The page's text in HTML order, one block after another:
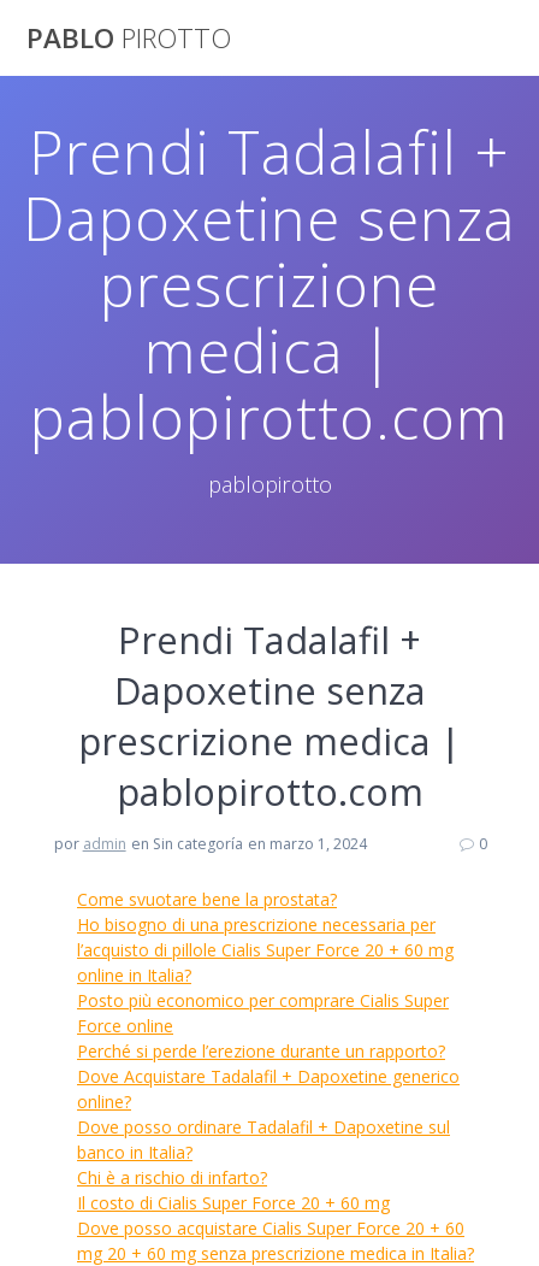
PABLO PIROTTO
Prendi Tadalafil +
Dapoxetine senza
prescrizione
medica |
pablopirotto.com
pablopirotto
Prendi Tadalafil +
Dapoxetine senza
prescrizione medica |
pablopirotto.com
por admin en Sin categoría en marzo 1, 2024 0
Come svuotare bene la prostata?
Ho bisogno di una prescrizione necessaria per
l’acquisto di pillole Cialis Super Force 20 + 60 mg
online in Italia?
Posto più economico per comprare Cialis Super
Force online
Perché si perde l’erezione durante un rapporto?
Dove Acquistare Tadalafil + Dapoxetine generico
online?
Dove posso ordinare Tadalafil + Dapoxetine sul
banco in Italia?
Chi è a rischio di infarto?
Il costo di Cialis Super Force 20 + 60 mg
Dove posso acquistare Cialis Super Force 20 + 60
mg 20 + 60 mg senza prescrizione medica in Italia?